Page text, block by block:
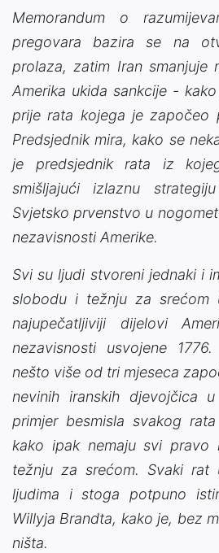
Memorandum o
pregovara bazira se na
prolaza, zatim Iran smanjuje
Amerika ukida sankcije -
prije rata kojega je započeo
Predsjednik mira, kako se
je predsjednik rata iz
smišljajući izlaznu
Svjetsko prvenstvo u
nezavisnosti Amerike.
Svi su ljudi stvoreni jednaki i
slobodu i težnju za srećom
najupečatljiviji dijelovi
nezavisnosti usvojene
nešto više od tri mjeseca
nevinih iranskih djevojčica
primjer besmisla svakog
kako ipak nemaju svi
težnju za srećom. Svaki rat
ljudima i stoga potpuno
Willyja Brandta, kako je, bez
ništa.